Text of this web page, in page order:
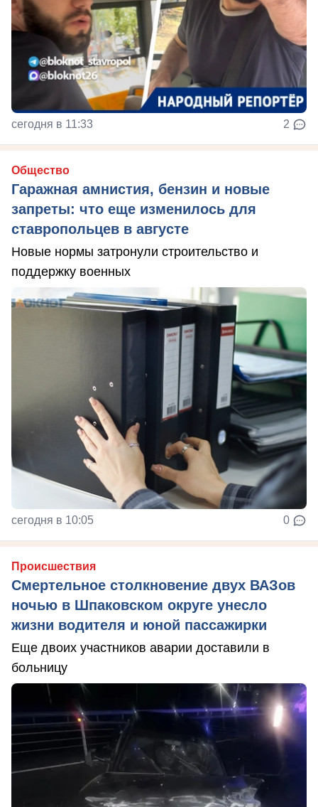
сегодня в 11:33 2
Общество
Гаражная амнистия, бензин и новые
запреты: что еще изменилось для
ставропольцев в августе
Новые нормы затронули строительство и
поддержку военных
сегодня в 10:05 0
Происшествия
Смертельное столкновение двух ВАЗов
ночью в Шпаковском округе унесло
жизни водителя и юной пассажирки
Еще двоих участников аварии доставили в
больницу